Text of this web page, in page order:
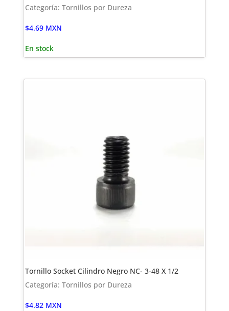
Categoría: Tornillos por Dureza
$4.69 MXN
En stock
Tornillo Socket Cilindro Negro NC- 3-48 X 1/2
Categoría: Tornillos por Dureza
$4.82 MXN